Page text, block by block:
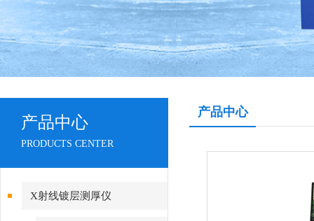
产品中心
PRODUCTS CENTER
X射线镀层测厚仪
产品中心